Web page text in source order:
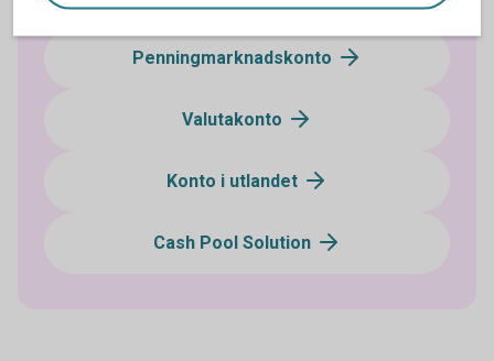
Penningmarknadskonto
Valutakonto
Konto i utlandet
Cash Pool Solution